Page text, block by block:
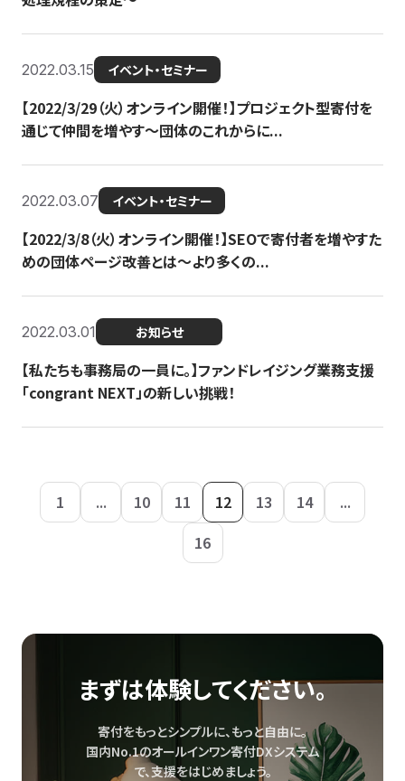
2022.03.15 イベント・セミナー
【2022/3/29（火）オンライン開催！】プロジェクト型寄付を
通じて仲間を増やす～団体のこれからに...
2022.03.07 イベント・セミナー
【2022/3/8（火）オンライン開催！】SEOで寄付者を増やすた
めの団体ページ改善とは～より多くの...
2022.03.01 お知らせ
【私たちも事務局の一員に。】ファンドレイジング業務支援
「congrant NEXT」の新しい挑戦！
1 ... 10 11 12 13 14
...
16
まずは体験してください。
寄付をもっとシンプルに、もっと自由に。
国内No.1のオールインワン寄付DXシステム
で、支援をはじめましょう。